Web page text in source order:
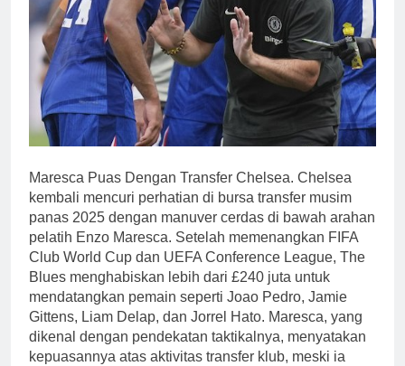
Maresca Puas Dengan Transfer Chelsea. Chelsea
kembali mencuri perhatian di bursa transfer musim
panas 2025 dengan manuver cerdas di bawah arahan
pelatih Enzo Maresca. Setelah memenangkan FIFA
Club World Cup dan UEFA Conference League, The
Blues menghabiskan lebih dari £240 juta untuk
mendatangkan pemain seperti Joao Pedro, Jamie
Gittens, Liam Delap, dan Jorrel Hato. Maresca, yang
dikenal dengan pendekatan taktikalnya, menyatakan
kepuasannya atas aktivitas transfer klub, meski ia